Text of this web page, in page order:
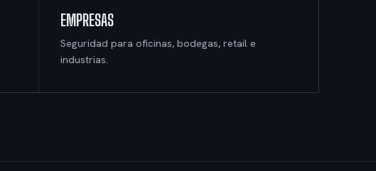
EMPRESAS
Seguridad para oficinas, bodegas, retail e
industrias.